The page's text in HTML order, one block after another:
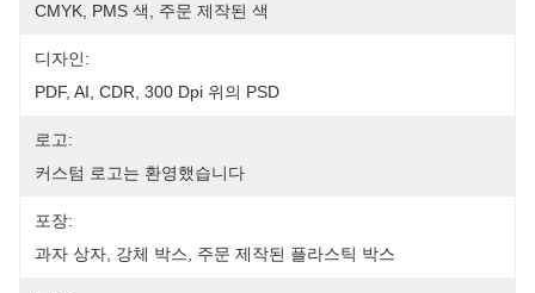
CMYK, PMS 색, 주문 제작된 색
디자인:
PDF, AI, CDR, 300 Dpi 위의 PSD
로고:
커스텀 로고는 환영했습니다
포장:
과자 상자, 강체 박스, 주문 제작된 플라스틱 박스